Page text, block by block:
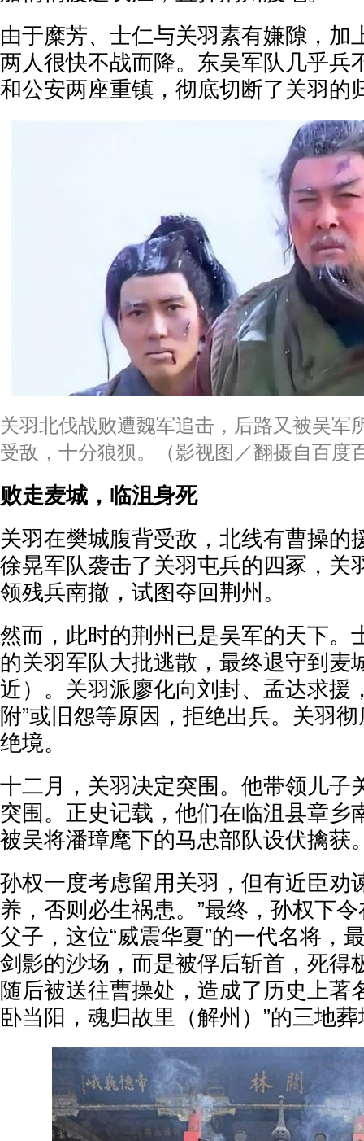
由于糜芳、士仁与关羽素有嫌隙，加
两人很快不战而降。东吴军队几乎兵
和公安两座重镇，彻底切断了关羽的
关羽北伐战败遭魏军追击，后路又被吴军
受敌，十分狼狈。（影视图／翻摄自百度
败走麦城，临沮身死
关羽在樊城腹背受敌，北线有曹操的
徐晃军队袭击了关羽屯兵的四冢，关
领残兵南撤，试图夺回荆州。
然而，此时的荆州已是吴军的天下。
的关羽军队大批逃散，最终退守到麦
近）。关羽派廖化向刘封、孟达求援
附”或旧怨等原因，拒绝出兵。关羽
绝境。
十二月，关羽决定突围。他带领儿子
突围。正史记载，他们在临沮县章乡
被吴将潘璋麾下的马忠部队设伏擒获
孙权一度考虑留用关羽，但有近臣劝
养，否则必生祸患。”最终，孙权下
父子，这位“威震华夏”的一代名将，
剑影的沙场，而是被俘后斩首，死得
随后被送往曹操处，造成了历史上著
卧当阳，魂归故里（解州）”的三地